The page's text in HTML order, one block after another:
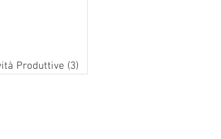
Produttive (3)